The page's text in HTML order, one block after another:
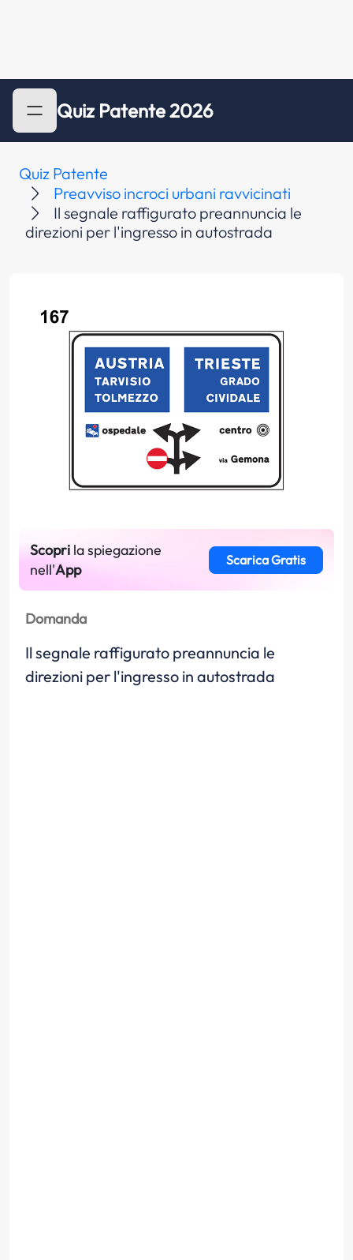
Quiz Patente 2026
Quiz Patente
Preavviso incroci urbani ravvicinati
Il segnale raffigurato preannuncia le
direzioni per l'ingresso in autostrada
Scopri la spiegazione
nell'App
Scarica Gratis
Domanda
Il segnale raffigurato preannuncia le
direzioni per l'ingresso in autostrada